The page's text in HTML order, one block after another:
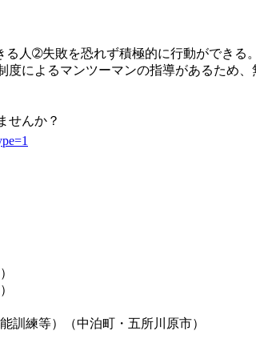
人➁失敗を恐れず積極的に行動ができる。
によるマンツーマンの指導があるため
せんか？
訓練等）（中泊町・五所川原市）